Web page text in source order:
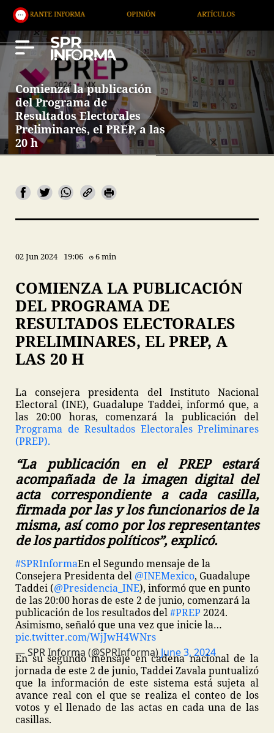
OPINIÓN ARTÍCULOS ARTE /
Comienza la publicación
del Programa de
Resultados Electorales
Preliminares, el PREP, a las
20 h
02 Jun 2024 19:06 6 min
COMIENZA LA PUBLICACIÓN
DEL PROGRAMA DE
RESULTADOS ELECTORALES
PRELIMINARES, EL PREP, A
LAS 20 H
La consejera presidenta del Instituto Nacional
Electoral (INE), Guadalupe Taddei, informó que, a
las 20:00 horas, comenzará la publicación del
Programa de Resultados Electorales Preliminares
(PREP).
“La publicación en el PREP estará
acompañada de la imagen digital del
acta correspondiente a cada casilla,
firmada por las y los funcionarios de la
misma, así como por los representantes
de los partidos políticos”, explicó.
#SPRInformaEn el Segundo mensaje de la
Consejera Presidenta del @INEMexico, Guadalupe
Taddei (@Presidencia_INE), informó que en punto
de las 20:00 horas de este 2 de junio, comenzará la
publicación de los resultados del#PREP 2024.
Asimismo, señaló que una vez que inicie la…
pic.twitter.com/WjJwH4WNrs
— SPR Informa (@SPRInforma) June 3, 2024
En su segundo mensaje en cadena nacional de la
jornada de este 2 de junio, Taddei Zavala puntualizó
que la información de este sistema está sujeta al
avance real con el que se realiza el conteo de los
votos y el llenado de las actas en cada una de las
casillas.